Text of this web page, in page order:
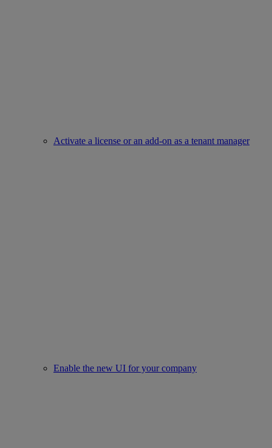
Activate a license or an add-on as a tenant manager
Enable the new UI for your company